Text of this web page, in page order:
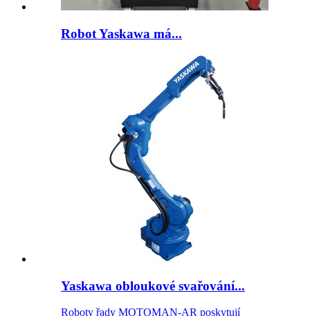
Robot Yaskawa má...
Yaskawa obloukové svařování...
Roboty řady MOTOMAN-AR poskytují